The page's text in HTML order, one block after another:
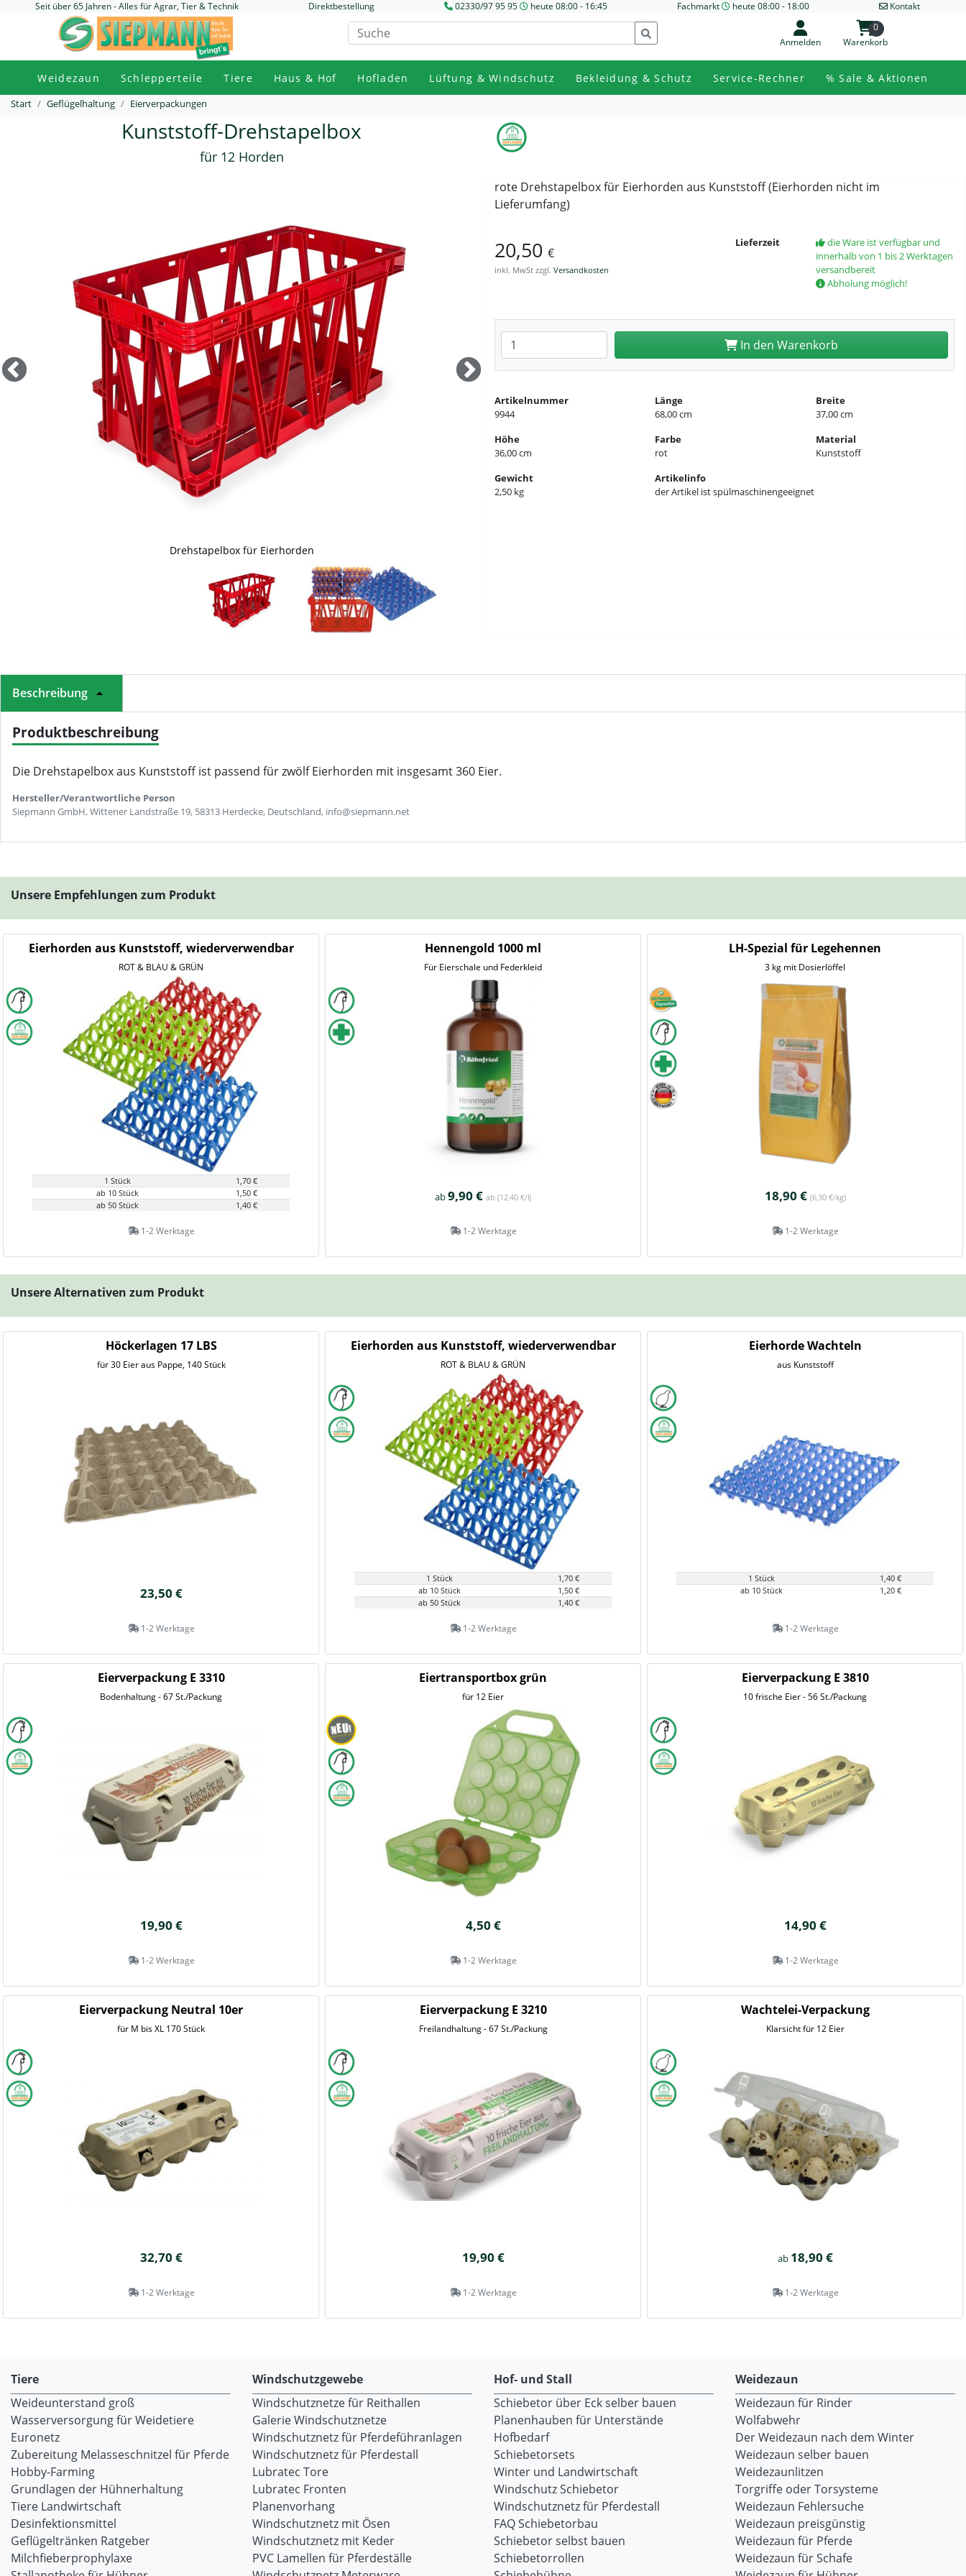
Seit über 65 Jahren - Alles für Agrar, Tier & Technik Direktbestellung 02330/97 95 95 heute 08:00 - 16:45 Fachmarkt heute 08:00 - 18:00 Kontakt
Anmelden Warenkorb
0
Weidezaun Schlepperteile Tiere Haus & Hof Hofladen Lüftung & Windschutz Bekleidung & Schutz Service-Rechner % Sale & Aktionen
Start Geflügelhaltung Eierverpackungen
Kunststoff-Drehstapelbox
für 12 Horden
Drehstapelbox für Eierhorden
Ein- und Auspackhilfe, Kunststoffhorden und Eier sind nicht im Lieferumfang enthalten
rote Drehstapelbox für Eierhorden aus Kunststoff (Eierhorden nicht im
Lieferumfang)
20,50 €
inkl. MwSt zzgl. Versandkosten
Lieferzeit
die Ware ist verfügbar und
innerhalb von 1 bis 2 Werktagen
versandbereit
Abholung möglich!
Anzahl eingeben In den Warenkorb
Artikelnummer
9944
Länge
68,00 cm
Breite
37,00 cm
Höhe
36,00 cm
Farbe
rot
Material
Kunststoff
Gewicht
2,50 kg
Artikelinfo
der Artikel ist spülmaschinengeeignet
Beschreibung
Produktbeschreibung
Die Drehstapelbox aus Kunststoff ist passend für zwölf Eierhorden mit insgesamt 360 Eier.
Hersteller/Verantwortliche Person
Siepmann GmbH, Wittener Landstraße 19, 58313 Herdecke, Deutschland, info@siepmann.net
Unsere Empfehlungen zum Produkt
Eierhorden aus Kunststoff, wiederverwendbar
ROT & BLAU & GRÜN
1 Stück
1,70 €
ab 10 Stück
1,50 €
ab 50 Stück
1,40 €
1-2 Werktage
Hennengold 1000 ml
Für Eierschale und Federkleid
ab9,90 € ab (12,40 €/l)
1-2 Werktage
LH-Spezial für Legehennen
3 kg mit Dosierlöffel
18,90 € (6,30 €/kg)
1-2 Werktage
Unsere Alternativen zum Produkt
Höckerlagen 17 LBS
für 30 Eier aus Pappe, 140 Stück
23,50 €
1-2 Werktage
Eierhorden aus Kunststoff, wiederverwendbar
ROT & BLAU & GRÜN
1 Stück
1,70 €
ab 10 Stück
1,50 €
ab 50 Stück
1,40 €
1-2 Werktage
Eierhorde Wachteln
aus Kunststoff
1 Stück
1,40 €
ab 10 Stück
1,20 €
1-2 Werktage
Eierverpackung E 3310
Bodenhaltung - 67 St./Packung
19,90 €
1-2 Werktage
Eiertransportbox grün
für 12 Eier
4,50 €
1-2 Werktage
Eierverpackung E 3810
10 frische Eier - 56 St./Packung
14,90 €
1-2 Werktage
Eierverpackung Neutral 10er
für M bis XL 170 Stück
32,70 €
1-2 Werktage
Eierverpackung E 3210
Freilandhaltung - 67 St./Packung
19,90 €
1-2 Werktage
Wachtelei-Verpackung
Klarsicht für 12 Eier
ab 18,90 €
1-2 Werktage
Tiere
Weideunterstand groß
Wasserversorgung für Weidetiere
Euronetz
Zubereitung Melasseschnitzel für Pferde
Hobby-Farming
Grundlagen der Hühnerhaltung
Tiere Landwirtschaft
Desinfektionsmittel
Geflügeltränken Ratgeber
Milchfieberprophylaxe
Windschutzgewebe
Windschutznetze für Reithallen
Galerie Windschutznetze
Windschutznetz für Pferdeführanlagen
Windschutznetz für Pferdestall
Lubratec Tore
Lubratec Fronten
Planenvorhang
Windschutznetz mit Ösen
Windschutznetz mit Keder
PVC Lamellen für Pferdeställe
Hof- und Stall
Schiebetor über Eck selber bauen
Planenhauben für Unterstände
Hofbedarf
Schiebetorsets
Winter und Landwirtschaft
Windschutz Schiebetor
Windschutznetz für Pferdestall
FAQ Schiebetorbau
Schiebetor selbst bauen
Schiebetorrollen
Weidezaun
Weidezaun für Rinder
Wolfabwehr
Der Weidezaun nach dem Winter
Weidezaun selber bauen
Weidezaunlitzen
Torgriffe oder Torsysteme
Weidezaun Fehlersuche
Weidezaun preisgünstig
Weidezaun für Pferde
Weidezaun für Schafe